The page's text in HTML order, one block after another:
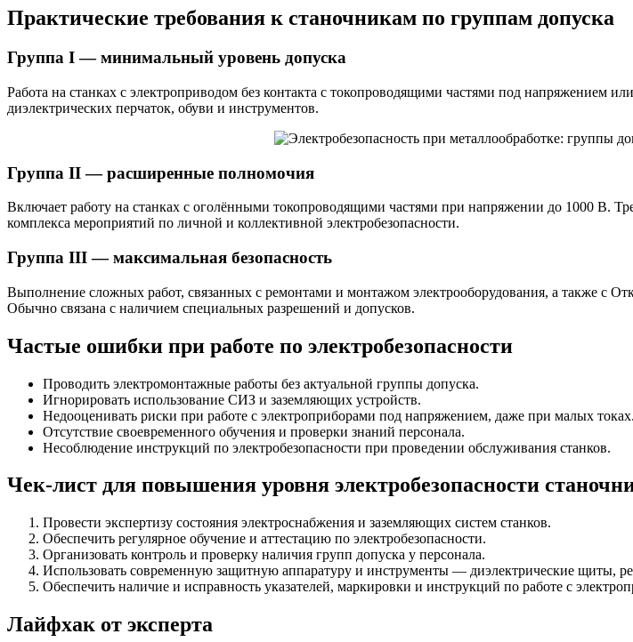
Практические требования к станочникам по группам допуска
Группа I — минимальный уровень допуска
Работа на станках с электроприводом без контакта с токопроводящими частями под напряжением
диэлектрических перчаток, обуви и инструментов.
Группа II — расширенные полномочия
Включает работу на станках с оголёнными токопроводящими частями при напряжении до 1000 В.
комплекса мероприятий по личной и коллективной электробезопасности.
Группа III — максимальная безопасность
Выполнение сложных работ, связанных с ремонтами и монтажом электрооборудования, а также с
Обычно связана с наличием специальных разрешений и допусков.
Частые ошибки при работе по электробезопасности
Проводить электромонтажные работы без актуальной группы допуска.
Игнорировать использование СИЗ и заземляющих устройств.
Недооценивать риски при работе с электроприборами под напряжением, даже при малых токах.
Отсутствие своевременного обучения и проверки знаний персонала.
Несоблюдение инструкций по электробезопасности при проведении обслуживания станков.
Чек-лист для повышения уровня электробезопасности
Провести экспертизу состояния электроснабжения и заземляющих систем станков.
Обеспечить регулярное обучение и аттестацию по электробезопасности.
Организовать контроль и проверку наличия групп допуска у персонала.
Использовать современную защитную аппаратуру и инструменты — диэлектрические щиты,
Обеспечить наличие и исправность указателей, маркировки и инструкций по работе с
Лайфхак от эксперта